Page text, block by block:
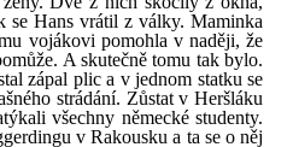
se Hans vrátil z války. Maminka
vojákovi pomohla v naději, že
A skutečně tomu tak bylo.
zápal plic a v jednom statku se
strádání. Zůstat v Heršláku
všechny německé studenty.
v Rakousku a ta se o něj